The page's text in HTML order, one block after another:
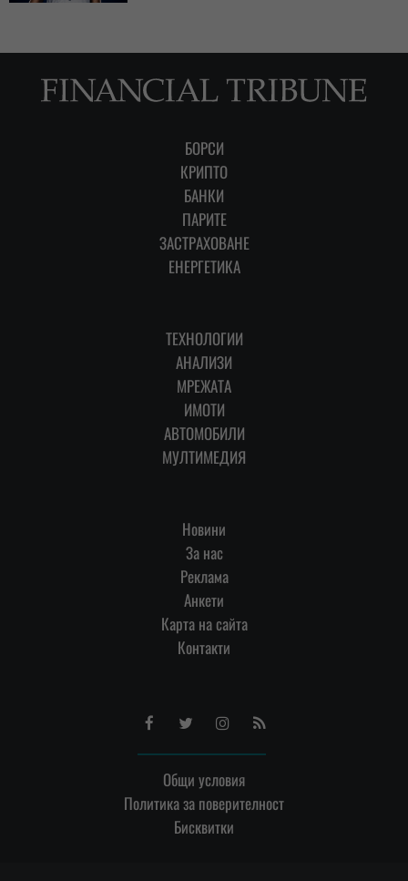
БОРСИ
КРИПТО
БАНКИ
ПАРИТЕ
ЗАСТРАХОВАНЕ
ЕНЕРГЕТИКА
ТЕХНОЛОГИИ
АНАЛИЗИ
МРЕЖАТА
ИМОТИ
АВТОМОБИЛИ
МУЛТИМЕДИЯ
Новини
За нас
Реклама
Анкети
Карта на сайта
Контакти
FacebookTwitterInstagram
RSS
Общи условия
Политика за поверителност
Бисквитки